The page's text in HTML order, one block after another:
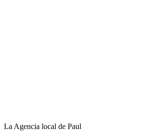
La Agencia local de Paul